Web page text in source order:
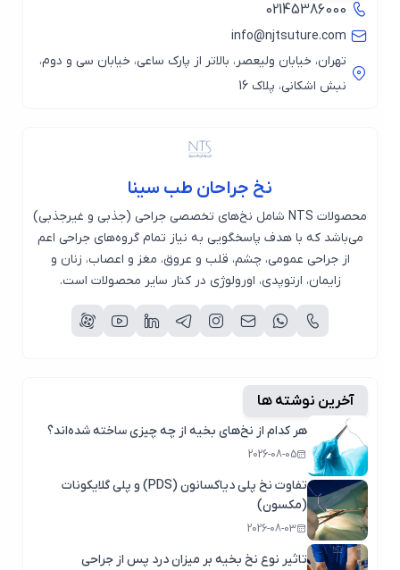
02145386000
info@njtsuture.com
تهران، خیابان ولیعصر، بالاتر از پارک ساعی، خیابان سی و دوم،
نبش اشکانی، پلاک 16
نخ جراحان طب سینا
محصولات NTS شامل نخ‌های تخصصی جراحی (جذبی و غیرجذبی)
می‌باشد که با هدف پاسخگویی به نیاز تمام گروه‌های جراحی اعم
از جراحی عمومی، چشم، قلب و عروق، مغز و اعصاب، زنان و
زایمان، ارتوپدی، اورولوژی در کنار سایر محصولات است.
آخرین نوشته ها
هر کدام از نخ‌های بخیه از چه چیزی ساخته شده‌اند؟
2026-08-05
تفاوت نخ پلی دیاکسانون (PDS) و پلی گلایکونات
(مکسون)
2026-08-03
تاثیر نوع نخ بخیه بر میزان درد پس از جراحی